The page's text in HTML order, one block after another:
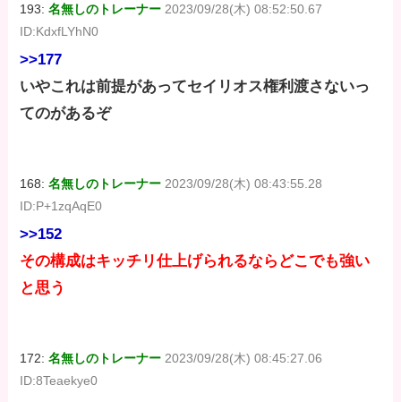
193:名無しのトレーナー 2023/09/28(木) 08:52:50.67
ID:KdxfLYhN0
>>177
いやこれは前提があってセイリオス権利渡さないっ
てのがあるぞ
168:名無しのトレーナー 2023/09/28(木) 08:43:55.28
ID:P+1zqAqE0
>>152
その構成はキッチリ仕上げられるならどこでも強い
と思う
172:名無しのトレーナー 2023/09/28(木) 08:45:27.06
ID:8Teaekye0